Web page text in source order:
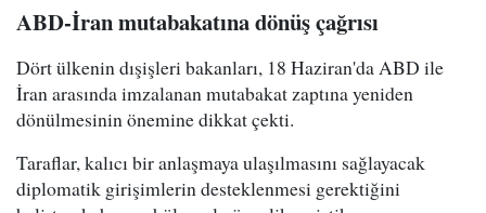
ABD-İran mutabakatına dönüş çağrısı
Dört ülkenin dışişleri bakanları, 18 Haziran'da ABD ile
İran arasında imzalanan mutabakat zaptına yeniden
dönülmesinin önemine dikkat çekti.
Taraflar, kalıcı bir anlaşmaya ulaşılmasını sağlayacak
diplomatik girişimlerin desteklenmesi gerektiğini